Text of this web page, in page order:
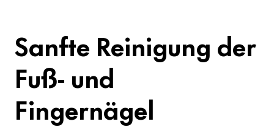
Sanfte Reinigung der
Fuß- und
Fingernägel